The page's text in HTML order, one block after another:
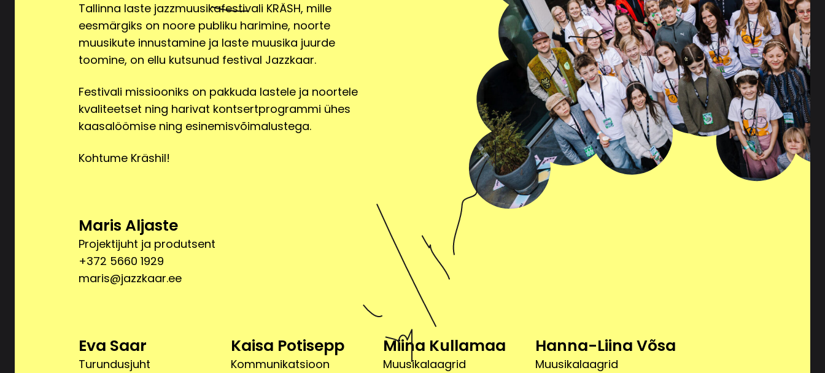
Tallinna laste jazzmuusikafestivali KRÄSH, mille
eesmärgiks on noore publiku harimine, noorte
muusikute innustamine ja laste muusika juurde
toomine, on ellu kutsunud festival Jazzkaar.
Festivali missiooniks on pakkuda lastele ja noortele
kvaliteetset ning harivat kontsertprogrammi ühes
kaasalöömise ning esinemisvõimalustega.
Kohtume Kräshil!
Maris Aljaste
Projektijuht ja produtsent
+372 5660 1929
maris@jazzkaar.ee
Eva Saar
Turundusjuht
Kaisa Potisepp
Kommunikatsioon
Miina Kullamaa
Muusikalaagrid
Hanna-Liina Võsa
Muusikalaagrid
Isikuandmete kustutamiseks tuleb võtta ühendust klienditoega e-posti teel. Kustutamistaotlusele
vastatakse mitte hiljem kui kuu aja jooksul ning täpsustakse andmete kustutamise perioodi.
Otseturustusteated
E-kirja aadressi ja telefoninumbrit kasutatakse otseturundusteadete saatmiseks, kui klient on andnud
vastava nõusoleku. Kui klient ei soovi saada otseturustusteateid, siis tuleb valida e-kirja päises vastav viide või
võtta ühendust klienditoega. Kui isikuandmeid töödeldakse otseturunduse eesmärgil (profileerimine), on
kliendil õigus oma isikuandmete nii algse kui ka edasise töötlemise, sealhulgas otseturundusega seotud
profiilianalüüsi tegemise suhtes igal ajal vastuväiteid esitada teavitades sellest kliendituge e-posti teel.
Vaidluste lahendamine
Isikuandmete töötlemisega seotud vaidluste lahendamine toimub klienditoe vahendusel tel 435 4370 või e-
kiri folk@folk.ee. Järelevalveasutus on Eesti Andmekaitse Inspektsioon (info@aki.ee).
Kommertsküpsised
Kasutame kommertsküpsiseid, et pakkuda teile parimat teenust ning isikupärastatuid tootesoovitusi.